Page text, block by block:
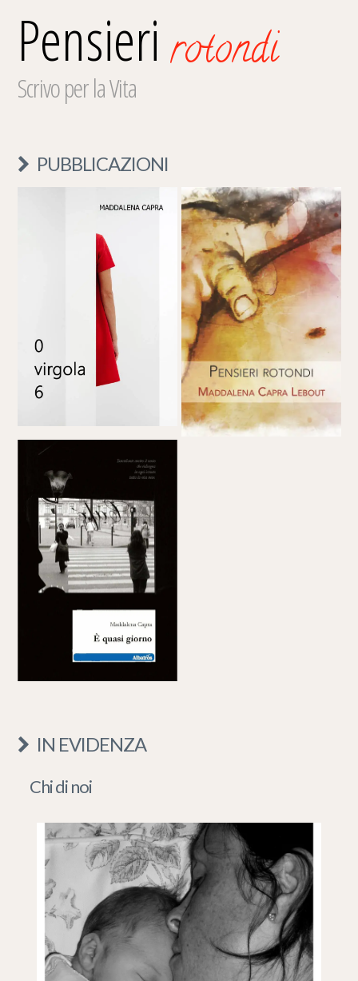
Pensierirotondi
Scrivo per la Vita
PUBBLICAZIONI
IN EVIDENZA
Chi di noi